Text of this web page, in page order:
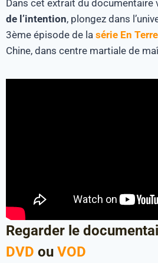
Dans cet extrait du documentaire
de l’intention, plongez dans
3ème épisode de la série En
Chine, dans centre martiale de
Regarder le
DVD ou VOD